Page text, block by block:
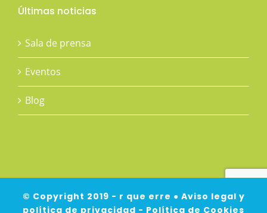
Últimas noticias
Sala de prensa
Eventos
Blog
© Copyright 2019 - r que erre ● Aviso legal y
política de privacidad - Política de Cookies